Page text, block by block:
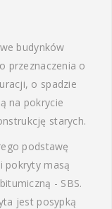
budynków
przeznaczenia o
o spadzie
na pokrycie
starych.
podstawę
pokryty masą
- SBS.
jest posypką